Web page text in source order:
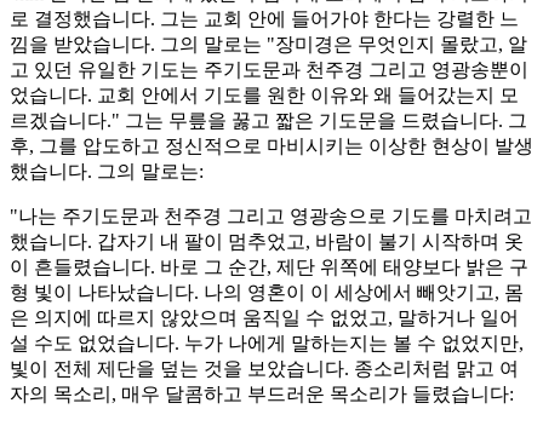
로 결정했습니다. 그는 교회 안에 들어가야 한다는 강렬한 느
낌을 받았습니다. 그의 말로는 "장미경은 무엇인지 몰랐고, 알
고 있던 유일한 기도는 주기도문과 천주경 그리고 영광송뿐이
었습니다. 교회 안에서 기도를 원한 이유와 왜 들어갔는지 모
르겠습니다." 그는 무릎을 꿇고 짧은 기도문을 드렸습니다. 그
후, 그를 압도하고 정신적으로 마비시키는 이상한 현상이 발생
했습니다. 그의 말로는:
"나는 주기도문과 천주경 그리고 영광송으로 기도를 마치려고
했습니다. 갑자기 내 팔이 멈추었고, 바람이 불기 시작하며 옷
이 흔들렸습니다. 바로 그 순간, 제단 위쪽에 태양보다 밝은 구
형 빛이 나타났습니다. 나의 영혼이 이 세상에서 빼앗기고, 몸
은 의지에 따르지 않았으며 움직일 수 없었고, 말하거나 일어
설 수도 없었습니다. 누가 나에게 말하는지는 볼 수 없었지만,
빛이 전체 제단을 덮는 것을 보았습니다. 종소리처럼 맑고 여
자의 목소리, 매우 달콤하고 부드러운 목소리가 들렸습니다: